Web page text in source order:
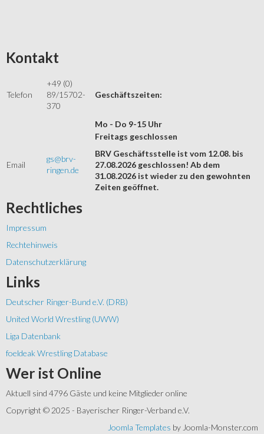
Kontakt
Telefon
+49 (0)
89/15702-
370
Geschäftszeiten:
Mo - Do 9-15 Uhr
Email
gs@brv-
ringen.de
Freitags geschlossen
BRV Geschäftsstelle ist vom 12.08. bis
27.08.2026 geschlossen! Ab dem
31.08.2026 ist wieder zu den gewohnten
Zeiten geöffnet.
Rechtliches
Impressum
Rechtehinweis
Datenschutzerklärung
Links
Deutscher Ringer-Bund e.V. (DRB)
United World Wrestling (UWW)
Liga Datenbank
foeldeak Wrestling Database
Wer ist Online
Aktuell sind 4796 Gäste und keine Mitglieder online
Copyright © 2025 - Bayerischer Ringer-Verband e.V.
Joomla Templates by Joomla-Monster.com